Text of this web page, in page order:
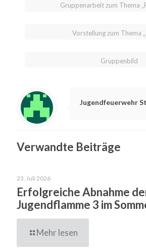
Gruppenarbeit zum Thema
Vorstellung zum Thema
Gruppenbild
Jugendfeuerwehr
Verwandte Beiträge
23. Juli 2026
Erfolgreiche Abnahme
Jugendflamme 3 im
Mehr lesen